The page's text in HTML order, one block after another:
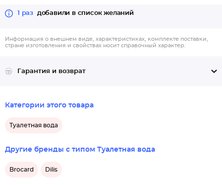
1 раз добавили в список желаний
Информация о внешнем виде, характеристиках, комплекте поставки,
стране изготовления и свойствах носит справочный характер.
Гарантия и возврат
Категории этого товара
Туалетная вода
Другие бренды с типом Туалетная вода
Brocard Dilis